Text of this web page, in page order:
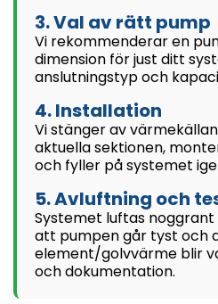
3. Val av rätt pump
Vi rekommenderar en
dimension för just ditt
anslutningstyp och
4. Installation
Vi stänger av
aktuella sektionen,
och fyller på systemet
5. Avluftning och
Systemet luftas
att pumpen går tyst och
element/golvvärme blir
och dokumentation.